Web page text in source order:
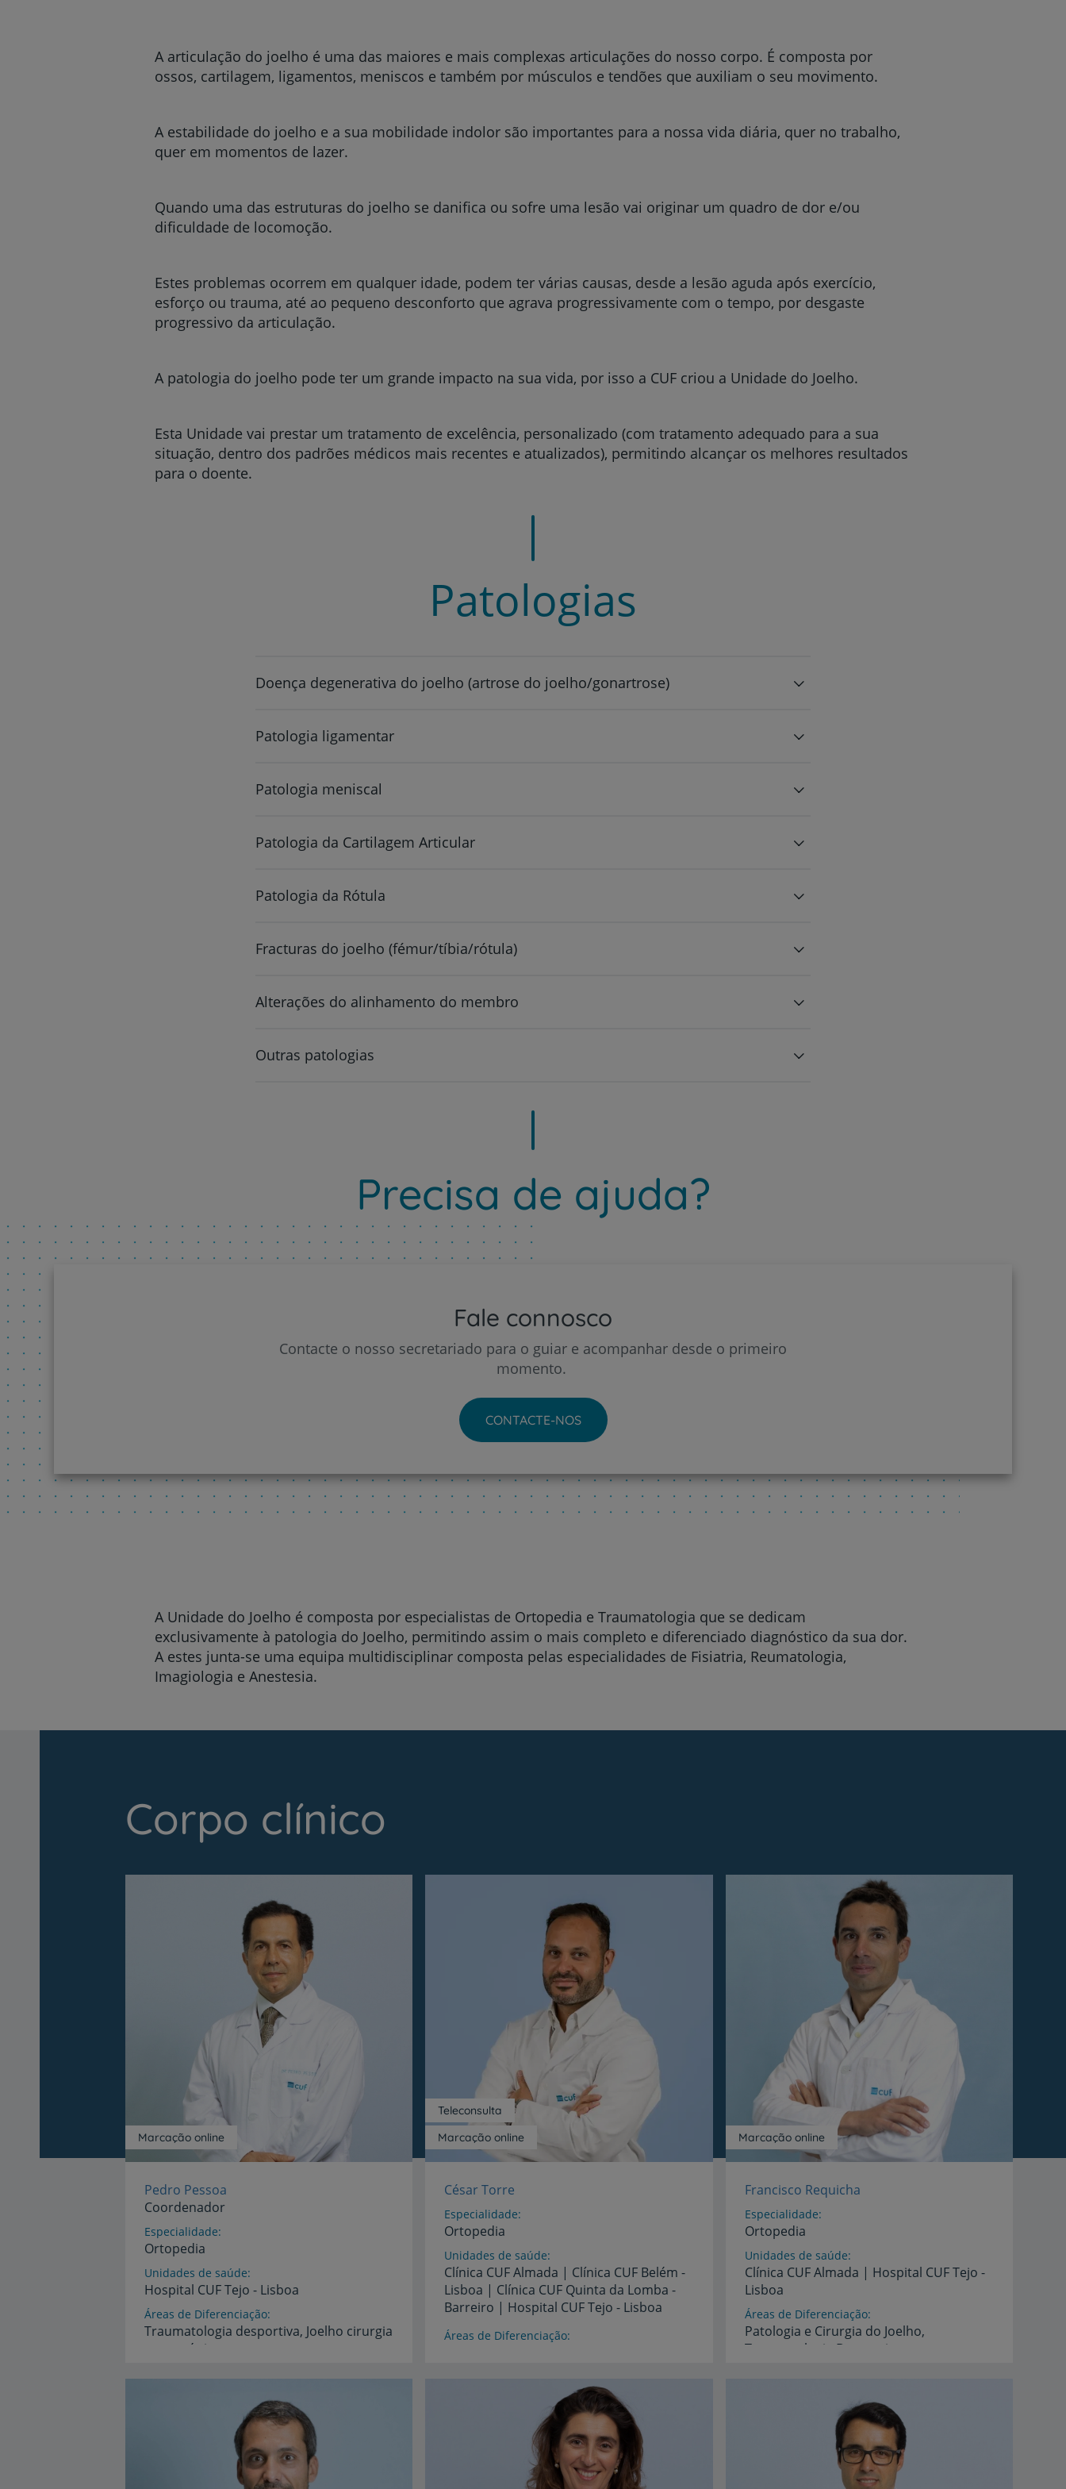
Prevenção e bem-estar
Grandes Áreas da Saúde
Serviços CUF
Plano +CUF
Clientes e acompanhantes
Sobre nós
Contacte-nos
A articulação do joelho é uma das maiores e mais complexas articulações do nosso corpo. É composta por
ossos, cartilagem, ligamentos, meniscos e também por músculos e tendões que auxiliam o seu movimento.
A estabilidade do joelho e a sua mobilidade indolor são importantes para a nossa vida diária, quer no trabalho,
quer em momentos de lazer.
Quando uma das estruturas do joelho se danifica ou sofre uma lesão vai originar um quadro de dor e/ou
dificuldade de locomoção.
Estes problemas ocorrem em qualquer idade, podem ter várias causas, desde a lesão aguda após exercício,
esforço ou trauma, até ao pequeno desconforto que agrava progressivamente com o tempo, por desgaste
progressivo da articulação.
A patologia do joelho pode ter um grande impacto na sua vida, por isso a CUF criou a Unidade do Joelho.
Esta Unidade vai prestar um tratamento de excelência, personalizado (com tratamento adequado para a sua
situação, dentro dos padrões médicos mais recentes e atualizados), permitindo alcançar os melhores resultados
para o doente.
Patologias
Doença degenerativa do joelho (artrose do joelho/gonartrose)
Patologia ligamentar
Patologia meniscal
Patologia da Cartilagem Articular
Patologia da Rótula
Fracturas do joelho (fémur/tíbia/rótula)
Alterações do alinhamento do membro
Outras patologias
Precisa de ajuda?
Fale connosco
Contacte o nosso secretariado para o guiar e acompanhar desde o primeiro
momento.
CONTACTE-NOS
A Unidade do Joelho é composta por especialistas de Ortopedia e Traumatologia que se dedicam
exclusivamente à patologia do Joelho, permitindo assim o mais completo e diferenciado diagnóstico da sua dor.
A estes junta-se uma equipa multidisciplinar composta pelas especialidades de Fisiatria, Reumatologia,
Imagiologia e Anestesia.
Corpo clínico
Marcação online
Pedro Pessoa
Coordenador
Especialidade
Ortopedia
Unidades de saúde
Hospital CUFTejo - Lisboa
Áreas de Diferenciação
Traumatologia desportiva, Joelho cirurgia
artroscópica
Marcação online
Teleconsulta
César Torre
Especialidade
Ortopedia
Unidades de saúde
Clínica CUF Almada | Clínica CUF Belém -
Lisboa | Clínica CUF Quinta da Lomba -
Barreiro | Hospital CUF Tejo - Lisboa
Áreas de Diferenciação
Português
Marcação online
Francisco Requicha
Especialidade
Ortopedia
Unidades de saúde
Clínica CUFAlmada | Hospital CUFTejo -
Lisboa
Áreas de Diferenciação
Patologia e Cirurgia do Joelho,
Traumatologia
Desportiva